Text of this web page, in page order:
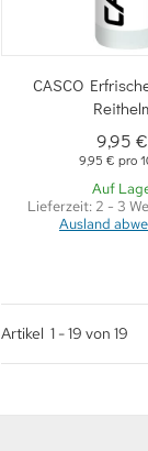
CASCO
9,95
9,95 € pro
Auf
Lieferzeit: 2 - 3
Ausland
Artikel 1 -19 von 19